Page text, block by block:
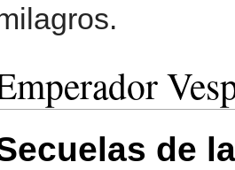
de